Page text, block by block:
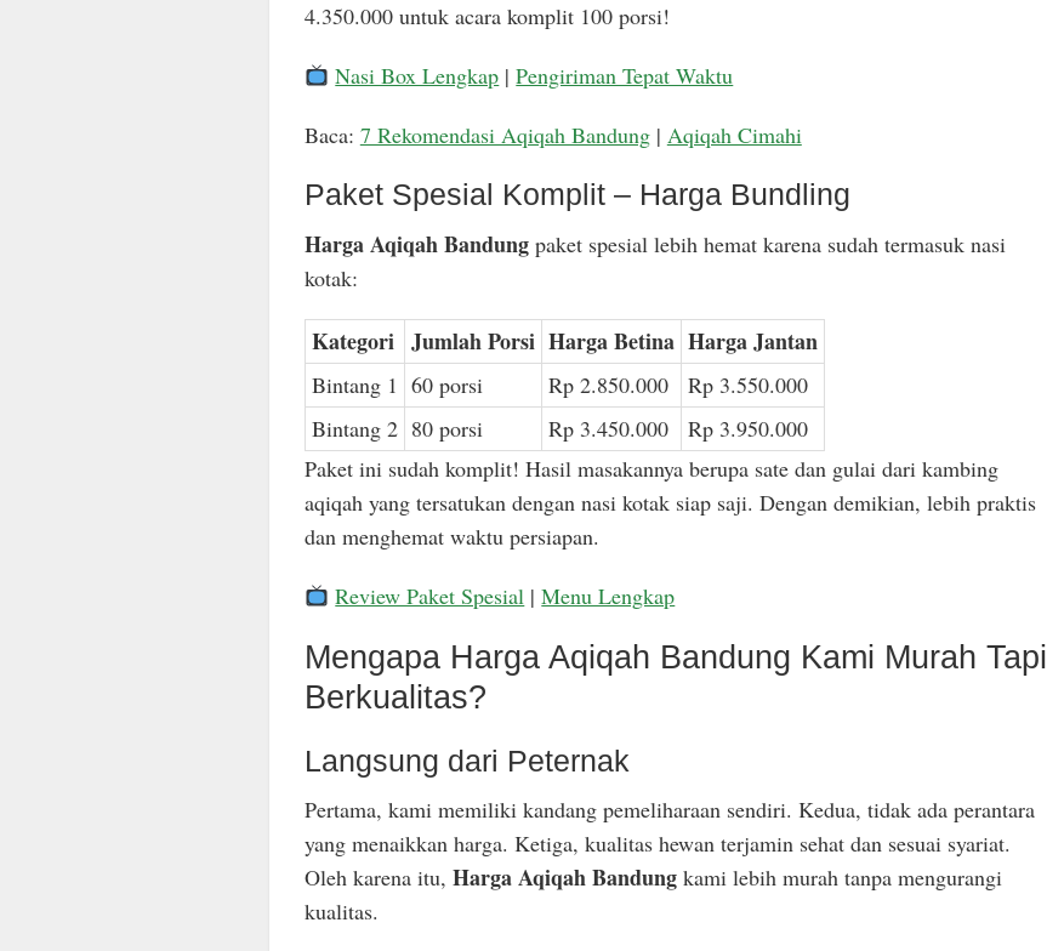
4.350.000 untuk acara komplit 100 porsi!
Nasi Box Lengkap |Pengiriman Tepat Waktu
Baca: 7 Rekomendasi Aqiqah Bandung| Aqiqah Cimahi
Paket Spesial Komplit – Harga Bundling
Harga Aqiqah Bandungpaket spesial lebih hemat karena sudah termasuk nasi
kotak:
Kategori Jumlah Porsi Harga Betina Harga Jantan
Bintang 1 60 porsi Rp 2.850.000
Rp 3.550.000
Bintang 2 80 porsi Rp 3.450.000
Rp 3.950.000
Paket ini sudah komplit! Hasil masakannya berupa sate dan gulai dari kambing
aqiqah yang tersatukan dengan nasi kotak siap saji. Dengan demikian, lebih praktis
dan menghemat waktu persiapan.
Review Paket Spesial |Menu Lengkap
Mengapa Harga Aqiqah Bandung Kami Murah Tapi
Berkualitas?
Langsung dari Peternak
Pertama, kami memiliki kandang pemeliharaan sendiri. Kedua, tidak ada perantara
yang menaikkan harga. Ketiga, kualitas hewan terjamin sehat dan sesuai syariat.
Oleh karena itu, Harga Aqiqah Bandungkami lebih murah tanpa mengurangi
kualitas.